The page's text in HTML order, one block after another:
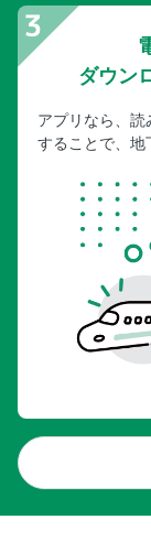
ダウン
アプリなら、読
することで、地